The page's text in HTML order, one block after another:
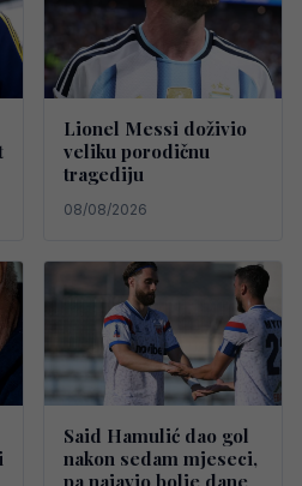
Lionel Messi doživio
veliku porodičnu
tragediju
08/08/2026
Said Hamulić dao gol
nakon sedam mjeseci,
pa najavio bolje dane